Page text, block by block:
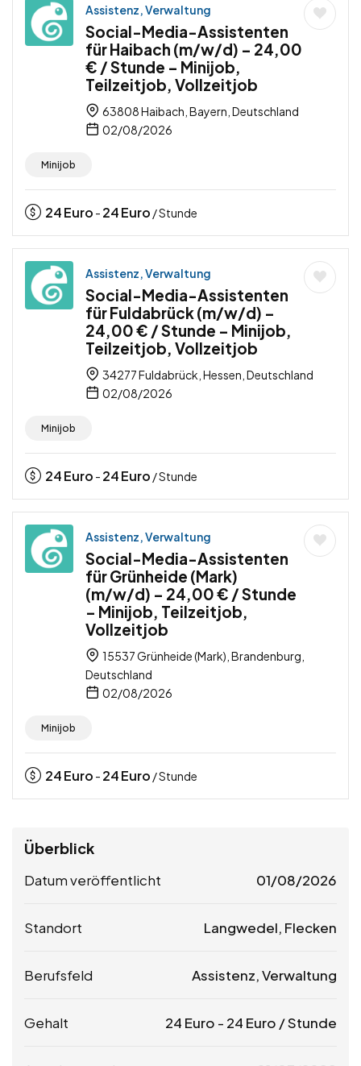
Assistenz, Verwaltung
Social-Media-Assistenten
für Haibach (m/w/d) – 24,00
€ / Stunde – Minijob,
Teilzeitjob, Vollzeitjob
63808 Haibach, Bayern, Deutschland
02/08/2026
Minijob
24Euro - 24Euro / Stunde
Assistenz, Verwaltung
Social-Media-Assistenten
für Fuldabrück (m/w/d) –
24,00 € / Stunde – Minijob,
Teilzeitjob, Vollzeitjob
34277 Fuldabrück, Hessen, Deutschland
02/08/2026
Minijob
24Euro - 24Euro / Stunde
Assistenz, Verwaltung
Social-Media-Assistenten
für Grünheide (Mark)
(m/w/d) – 24,00 € / Stunde
– Minijob, Teilzeitjob,
Vollzeitjob
15537 Grünheide (Mark), Brandenburg,
Deutschland
02/08/2026
Minijob
24Euro - 24Euro / Stunde
Überblick
Datum veröffentlicht 01/08/2026
Standort Langwedel, Flecken
Berufsfeld Assistenz, Verwaltung
Gehalt 24 Euro - 24 Euro / Stunde